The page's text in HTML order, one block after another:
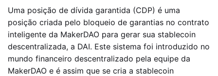
Uma posição de dívida garantida (CDP) é uma
posição criada pelo bloqueio de garantias no contrato
inteligente da MakerDAO para gerar sua stablecoin
descentralizada, a DAI. Este sistema foi introduzido no
mundo financeiro descentralizado pela equipe da
MakerDAO e é assim que se cria a stablecoin